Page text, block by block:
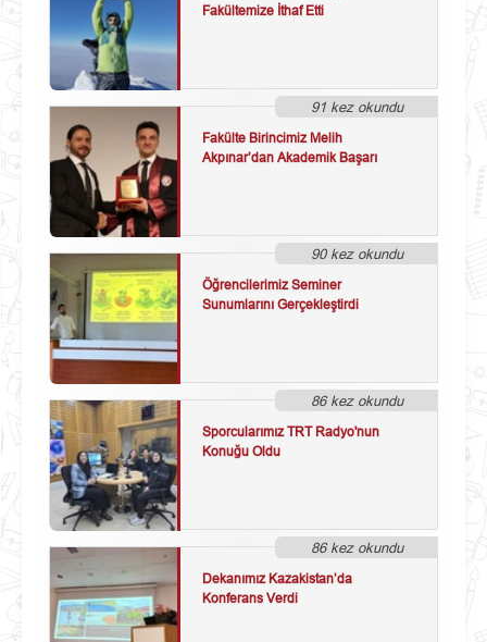
Fakültemize İthaf Etti
91 kez okundu
Fakülte Birincimiz Melih
Akpınar’dan Akademik Başarı
90 kez okundu
Öğrencilerimiz Seminer
Sunumlarını Gerçekleştirdi
86 kez okundu
Sporcularımız TRT Radyo'nun
Konuğu Oldu
86 kez okundu
Dekanımız Kazakistan’da
Konferans Verdi